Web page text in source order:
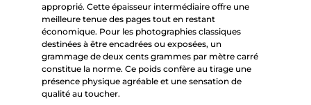
approprié. Cette épaisseur intermédiaire offre une
meilleure tenue des pages tout en restant
économique. Pour les photographies classiques
destinées à être encadrées ou exposées, un
grammage de deux cents grammes par mètre carré
constitue la norme. Ce poids confère au tirage une
présence physique agréable et une sensation de
qualité au toucher.